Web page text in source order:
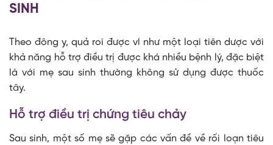
SINH
Theo đông y, quả roi được ví như một loại tiên dược với
khả năng hỗ trợ điều trị được khá nhiều bệnh lý, đặc biệt
là với mẹ sau sinh thường không sử dụng được thuốc
tây.
Hỗ trợ điều trị chứng tiêu chảy
Sau sinh, một số mẹ sẽ gặp các vấn đề về rối loạn tiêu